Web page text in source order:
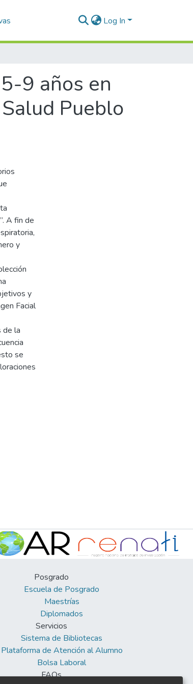
Log In
9 años en
Pueblo
A fin de
y
y
Facial
de la
se
Posgrado
Escuela de Posgrado
Maestrías
Diplomados
Servicios
Sistema de Bibliotecas
Plataforma de Atención al Alumno
Bolsa Laboral
FAQs